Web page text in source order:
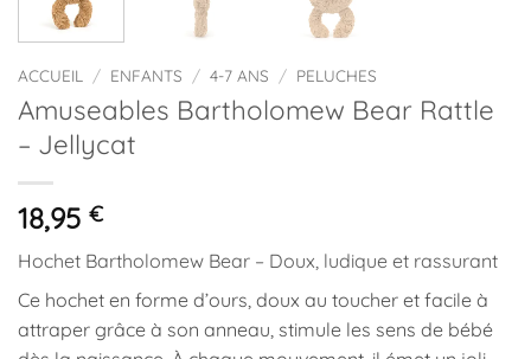
ACCUEIL / ENFANTS / 4-7 ANS / PELUCHES
Amuseables Bartholomew Bear Rattle
– Jellycat
18,95 €
Hochet Bartholomew Bear – Doux, ludique et rassurant
Ce hochet en forme d’ours, doux au toucher et facile à
attraper grâce à son anneau, stimule les sens de bébé